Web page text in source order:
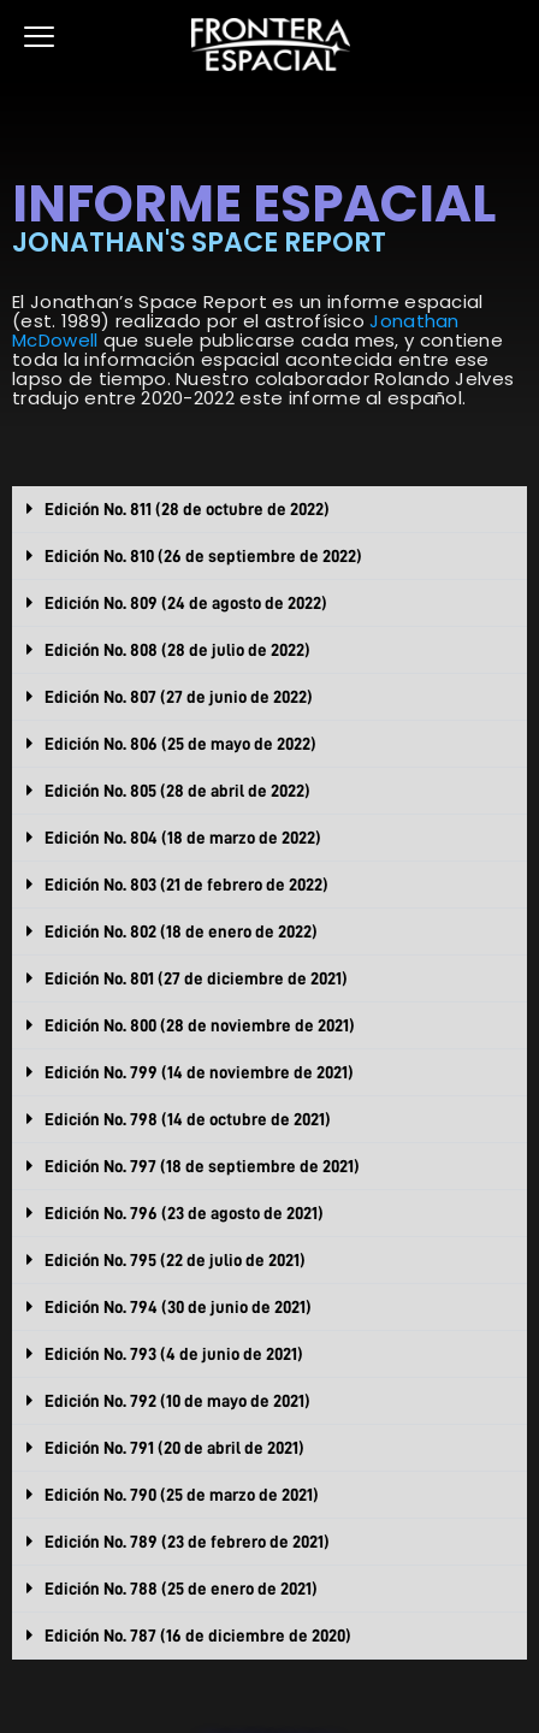
INFORME ESPACIAL
JONATHAN'S SPACE REPORT
El Jonathan’s Space Report es un informe espacial
(est. 1989) realizado por el astrofísicoJonathan
McDowell que suele publicarse cada mes, y contiene
toda la información espacial acontecida entre ese
lapso de tiempo. Nuestro colaborador Rolando Jelves
tradujo entre 2020-2022 este informe al español.
Edición No. 811 (28 de octubre de 2022)
Edición No. 810 (26 de septiembre de 2022)
Edición No. 809 (24 de agosto de 2022)
Edición No. 808 (28 de julio de 2022)
Edición No. 807 (27 de junio de 2022)
Edición No. 806 (25 de mayo de 2022)
Edición No. 805 (28 de abril de 2022)
Edición No. 804 (18 de marzo de 2022)
Edición No. 803 (21 de febrero de 2022)
Edición No. 802 (18 de enero de 2022)
Edición No. 801 (27 de diciembre de 2021)
Edición No. 800 (28 de noviembre de 2021)
Edición No. 799 (14 de noviembre de 2021)
Edición No. 798 (14 de octubre de 2021)
Edición No. 797 (18 de septiembre de 2021)
Edición No. 796 (23 de agosto de 2021)
Edición No. 795 (22 de julio de 2021)
Edición No. 794 (30 de junio de 2021)
Edición No. 793 (4 de junio de 2021)
Edición No. 792 (10 de mayo de 2021)
Edición No. 791 (20 de abril de 2021)
Edición No. 790 (25 de marzo de 2021)
Edición No. 789 (23 de febrero de 2021)
Edición No. 788 (25 de enero de 2021)
Edición No. 787 (16 de diciembre de 2020)